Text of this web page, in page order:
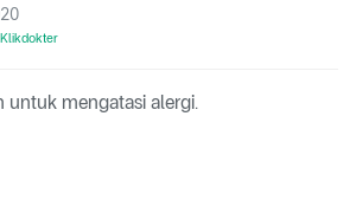
untuk mengatasi alergi.